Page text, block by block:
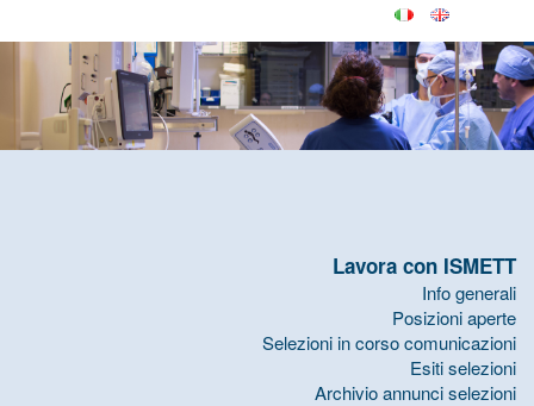
Lavora con ISMETT
Info generali
Posizioni aperte
Selezioni in corso comunicazioni
Esiti selezioni
Archivio annunci selezioni